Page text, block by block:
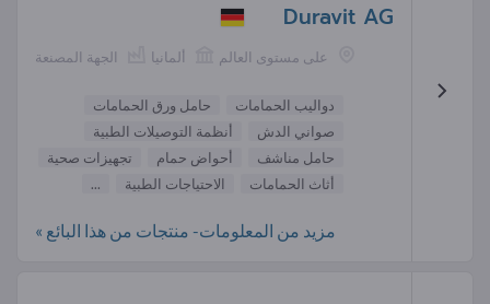
Duravit AG
الجهة المصنعة ألمانيا على مستوى العالم
دواليب الحمامات
حامل ورق الحمامات
صواني الدش
أنظمة التوصيلات الطبية
حامل مناشف
أحواض حمام
تجهيزات صحية
أثاث الحمامات
الاحتياجات الطبية ...
مزيد من المعلومات- منتجات من هذا البائع »